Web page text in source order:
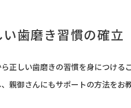
い歯磨き習慣の確立
正しい歯磨きの習慣を身につける
親御さんにもサポートの方法をお